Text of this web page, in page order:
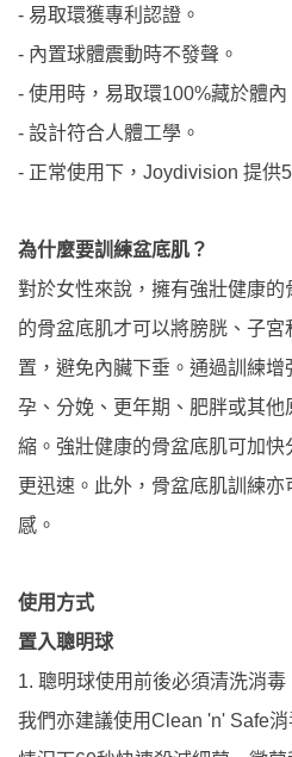
- 易取環獲專利認證。
- 內置球體震動時不發聲。
- 使用時，易取環100%藏於體內
- 設計符合人體工學。
- 正常使用下， Joydivision 提供5
為什麼要訓練盆底肌？
對於女性來說，擁有強壯健康
的骨盆底肌才可以將膀胱、子
置，避免內臟下垂。通過訓練
孕、分娩、更年期、肥胖或其
縮。強壯健康的骨盆底肌可加
更迅速。此外，骨盆底肌訓練
感。
使用方式
置入聰明球
1. 聰明球使用前後必須清洗消毒
我們亦建議使用Clean 'n' Safe消